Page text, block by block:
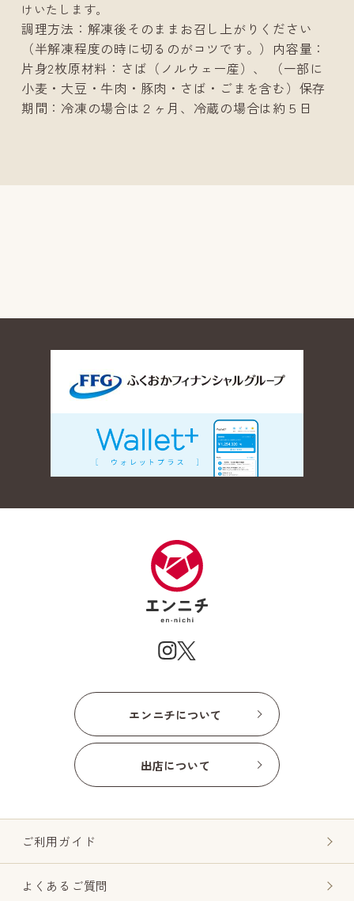
けいたします。
調理方法：解凍後そのままお召し上がりください
（半解凍程度の時に切るのがコツです。）内容量：
片身2枚原材料：さば（ノルウェー産）、 （一部に
小麦・大豆・牛肉・豚肉・さば・ごまを含む）保存
期間：冷凍の場合は２ヶ月、冷蔵の場合は約５日
エンニチについて
出店について
ご利用ガイド
よくあるご質問